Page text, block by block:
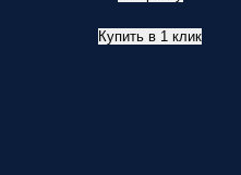
Купить в 1 клик